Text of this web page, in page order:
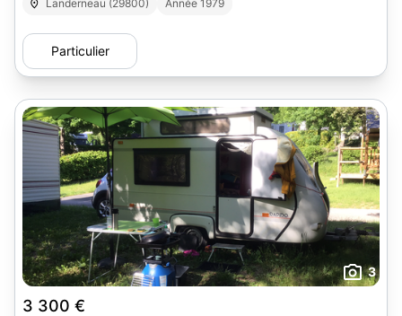
Landerneau (29800) Année 1979
Particulier
3
3 300 €